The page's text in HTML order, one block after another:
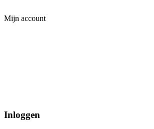
Mijn account
Inloggen